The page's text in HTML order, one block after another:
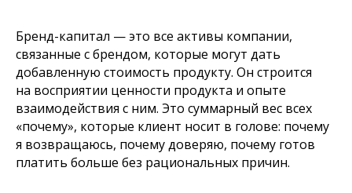
Бренд-капитал — это все активы компании,
связанные с брендом, которые могут дать
добавленную стоимость продукту. Он строится
на восприятии ценности продукта и опыте
взаимодействия с ним. Это суммарный вес всех
«почему», которые клиент носит в голове: почему
я возвращаюсь, почему доверяю, почему готов
платить больше без рациональных причин.